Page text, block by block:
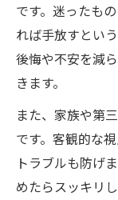
です。迷ったも
れば手放すとい
後悔や不安を減
きます。
また、家族や第
です。客観的な
トラブルも防げ
めたらスッキリ